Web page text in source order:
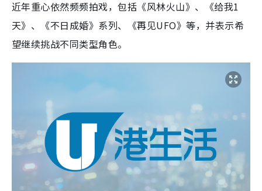
近年重心依然频频拍戏，包括《风林火山》、《给我1
天》、《不日成婚》系列、《再见UFO》等，并表示希
望继续挑战不同类型角色。